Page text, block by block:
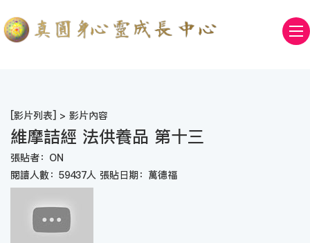
[影片列表] > 影片內容
維摩詰經 法供養品 第十三
張貼者：ON
閱讀人數：59437人 張貼日期：萬德福